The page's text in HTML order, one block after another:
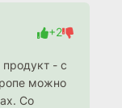
+2
- с
можно
Со